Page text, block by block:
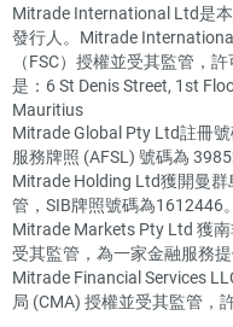
Mitrade International Ltd是
發行人。Mitrade
（FSC）授權並受其監管，
是：6 St Denis Street, 1st
Mauritius
Mitrade Global Pty Ltd註冊
服務牌照 (AFSL) 號碼為
Mitrade Holding Ltd獲開曼
管，SIB牌照號碼為1612446。
Mitrade Markets Pty Ltd 獲
受其監管，為一家金融服務
Mitrade Financial Services
局 (CMA) 授權並受其監管，